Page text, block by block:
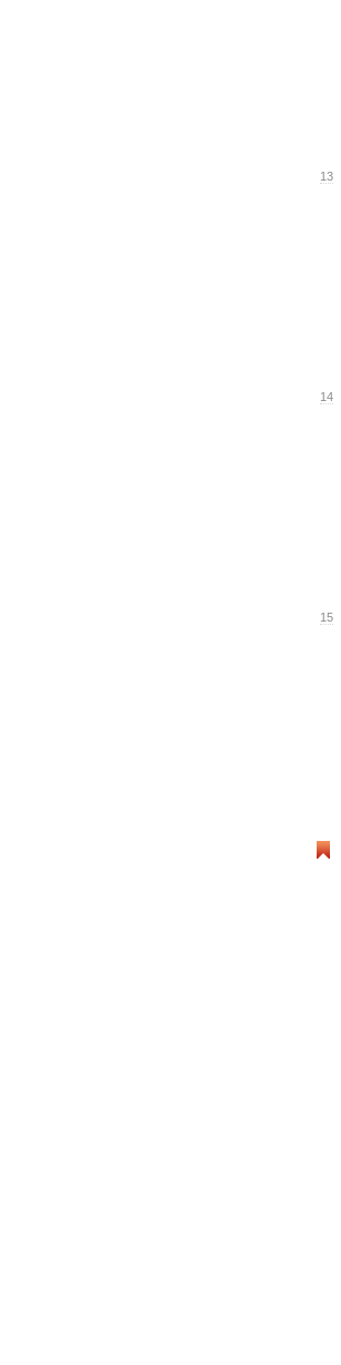
13
14
15